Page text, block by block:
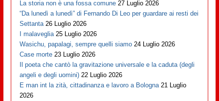
La storia non è una fossa comune 27 Luglio 2026
“Da lunedì a lunedì” di Fernando Di Leo per guardare ai resti dei
Settanta 26 Luglio 2026
I malaveglia 25 Luglio 2026
Wasichu, papalagi, sempre quelli siamo 24 Luglio 2026
Case morte 23 Luglio 2026
Il poeta che cantò la gravitazione universale e la caduta (degli
angeli e degli uomini) 22 Luglio 2026
E man int la zità, cittadinanza e lavoro a Bologna 21 Luglio
2026